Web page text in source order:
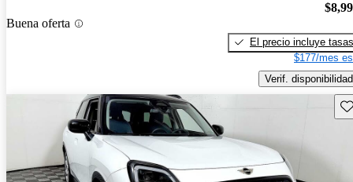
Buena oferta
El precio incluye tasas
$177/mes
Verif. disponibilidad